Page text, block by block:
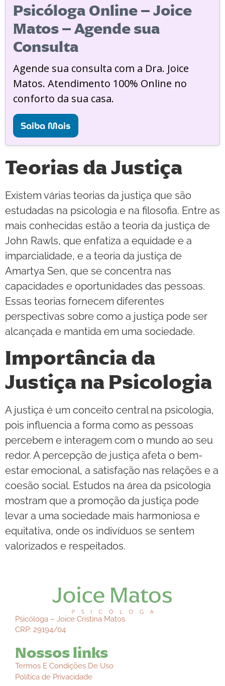
Psicóloga Online – Joice
Matos – Agende sua
Consulta
Agende sua consulta com a Dra. Joice
Matos. Atendimento 100% Online no
conforto da sua casa.
Saiba Mais
Teorias da Justiça
Existem várias teorias da justiça que são
estudadas na psicologia e na filosofia. Entre as
mais conhecidas estão a teoria da justiça de
John Rawls, que enfatiza a equidade e a
imparcialidade, e a teoria da justiça de
Amartya Sen, que se concentra nas
capacidades e oportunidades das pessoas.
Essas teorias fornecem diferentes
perspectivas sobre como a justiça pode ser
alcançada e mantida em uma sociedade.
Importância da
Justiça na Psicologia
A justiça é um conceito central na psicologia,
pois influencia a forma como as pessoas
percebem e interagem com o mundo ao seu
redor. A percepção de justiça afeta o bem-
estar emocional, a satisfação nas relações e a
coesão social. Estudos na área da psicologia
mostram que a promoção da justiça pode
levar a uma sociedade mais harmoniosa e
equitativa, onde os indivíduos se sentem
valorizados e respeitados.
Psicóloga – Joice Cristina Matos
CRP: 29194/04
Nossos links
Termos E Condições De Uso
Política de Privacidade